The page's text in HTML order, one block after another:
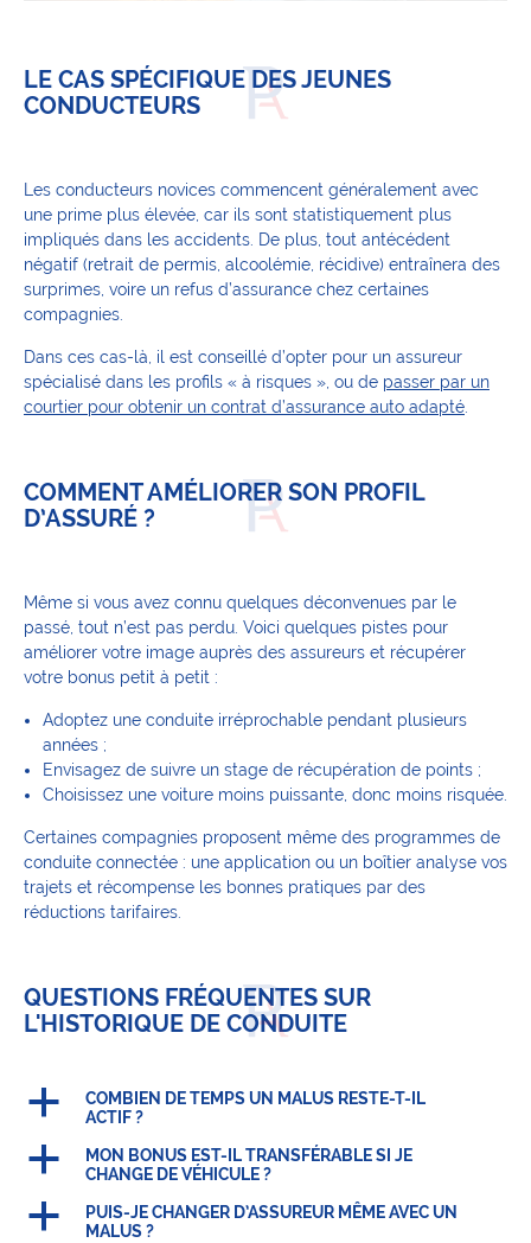
LE CAS SPÉCIFIQUE DES JEUNES
CONDUCTEURS
Les conducteurs novices commencent généralement avec
une prime plus élevée, car ils sont statistiquement plus
impliqués dans les accidents. De plus, tout antécédent
négatif (retrait de permis, alcoolémie, récidive) entraînera des
surprimes, voire un refus d’assurance chez certaines
compagnies.
Dans ces cas-là, il est conseillé d’opter pour un assureur
spécialisé dans les profils « à risques », ou de passer par un
courtier pour obtenir un contrat d’assurance auto adapté
COMMENT AMÉLIORER SON PROFIL
D’ASSURÉ ?
Même si vous avez connu quelques déconvenues par le
passé, tout n’est pas perdu. Voici quelques pistes pour
améliorer votre image auprès des assureurs et récupérer
votre bonus petit à petit :
Adoptez une conduite irréprochable pendant plusieurs
années ;
Envisagez de suivre un stage de récupération de points ;
Choisissez une voiture moins puissante, donc moins risquée.
Certaines compagnies proposent même des programmes de
conduite connectée : une application ou un boîtier analyse vos
trajets et récompense les bonnes pratiques par des
réductions tarifaires.
QUESTIONS FRÉQUENTES SUR
L'HISTORIQUE DE CONDUITE
a
COMBIEN DE TEMPS UN MALUS RESTE-T-IL
ACTIF ?
a
MON BONUS EST-IL TRANSFÉRABLE SI JE
CHANGE DE VÉHICULE ?
a
PUIS-JE CHANGER D’ASSUREUR MÊME AVEC UN
MALUS ?